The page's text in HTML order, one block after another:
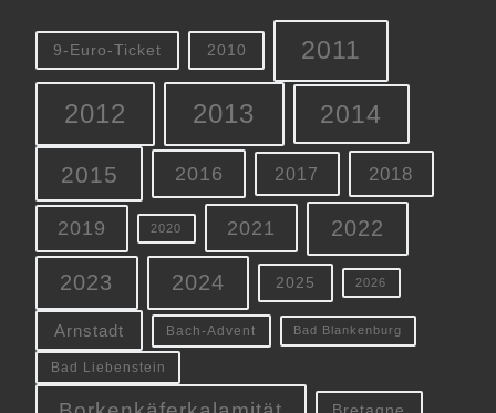
9-Euro-Ticket 2010 2011
2012 2013 2014
2015 2016 2017 2018
2019 2020 2021 2022
2023 2024 2025 2026
Arnstadt Bach-Advent Bad Blankenburg
Bad Liebenstein